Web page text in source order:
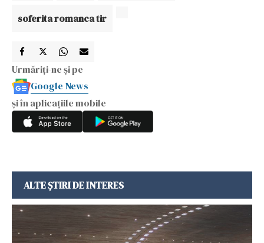
soferita romanca tir
Urmăriți-ne și pe
Google News
și în aplicațiile mobile
ALTE ȘTIRI DE INTERES